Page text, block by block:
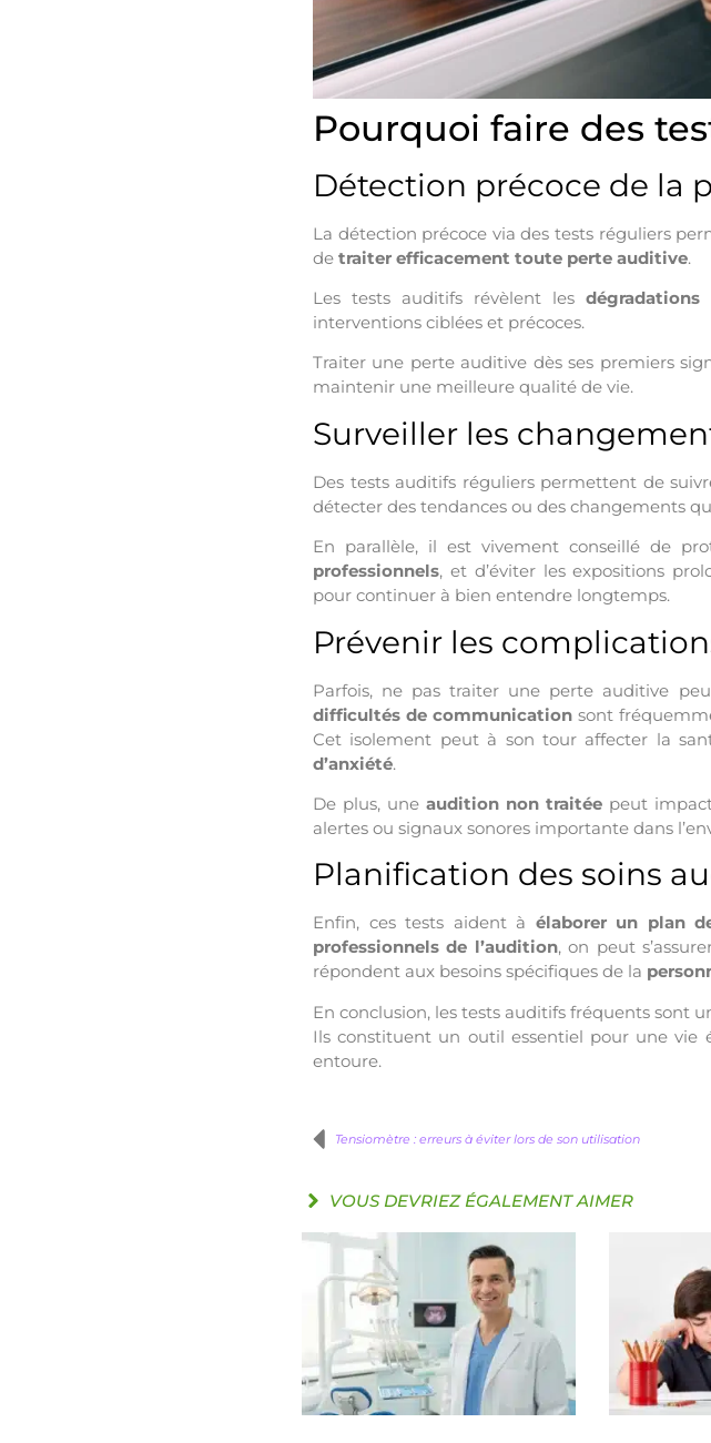
Pourquoi faire des
Détection précoce de la
La détection précoce via des tests réguliers
de traiter efficacement toute perte auditive.
Les tests auditifs révèlent les
interventions ciblées et précoces.
Traiter une perte auditive dès ses premiers
maintenir une meilleure qualité de vie.
Surveiller les
Des tests auditifs réguliers permettent de
détecter des tendances ou des changements
En parallèle, il est vivement conseillé de
professionnels, et d’éviter les expositions
pour continuer à bien entendre longtemps.
Prévenir les
Parfois, ne pas traiter une perte auditive
difficultés de communication sont
Cet isolement peut à son tour affecter la
d’anxiété.
De plus, uneaudition non traitée peut
alertes ou signaux sonores importante dans
Planification des soins
Enfin, ces tests aident à élaborer un plan
professionnels de l’audition, on peut
répondent aux besoins spécifiques de la
En conclusion, les tests auditifs fréquents sont
Ils constituent un outil essentiel pour une vie
entoure.
Tensiomètre : erreurs à éviter lors de son utilisation
VOUS DEVRIEZ ÉGALEMENT AIMER